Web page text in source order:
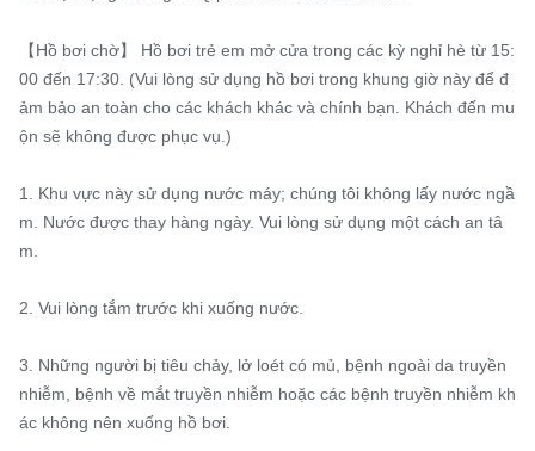
【Hồ bơi chờ】 Hồ bơi trẻ em mở cửa trong các kỳ nghỉ hè từ 15:
00 đến 17:30. (Vui lòng sử dụng hồ bơi trong khung giờ này để đ
ảm bảo an toàn cho các khách khác và chính bạn. Khách đến mu
ộn sẽ không được phục vụ.)
1. Khu vực này sử dụng nước máy; chúng tôi không lấy nước ngầ
m. Nước được thay hàng ngày. Vui lòng sử dụng một cách an tâ
m.
2. Vui lòng tắm trước khi xuống nước.
3. Những người bị tiêu chảy, lở loét có mủ, bệnh ngoài da truyền
nhiễm, bệnh về mắt truyền nhiễm hoặc các bệnh truyền nhiễm kh
ác không nên xuống hồ bơi.